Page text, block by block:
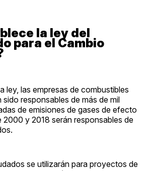
la ley del
para el Cambio
ley, las empresas de combustibles
responsables de más de mil
de emisiones de gases de efecto
2000 y 2018 serán responsables de
se utilizarán para proyectos de